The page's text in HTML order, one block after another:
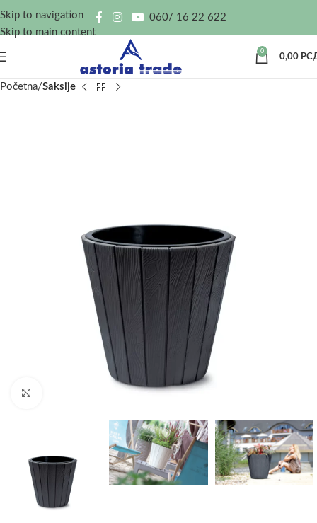
Skip to navigation
Skip to main content
060/ 16 22 622
0
0,00
Početna Saksije